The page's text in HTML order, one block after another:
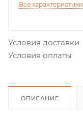
Все характеристики
Условия доставки
Условия оплаты
ОПИСАНИЕ